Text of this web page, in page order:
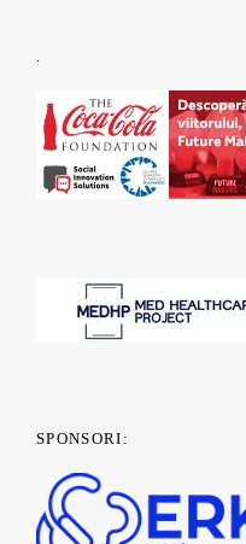
.
SPONSORI: